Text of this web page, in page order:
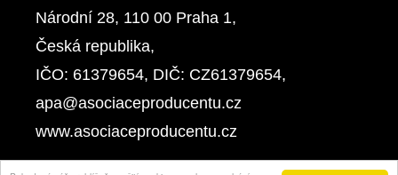
Národní 28, 110 00 Praha 1,
Česká republika,
IČO: 61379654, DIČ: CZ61379654,
apa@asociaceproducentu.cz
www.asociaceproducentu.cz